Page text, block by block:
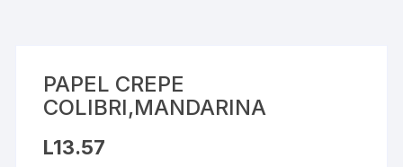
PAPEL CREPE
COLIBRI,MANDARINA
L13.57